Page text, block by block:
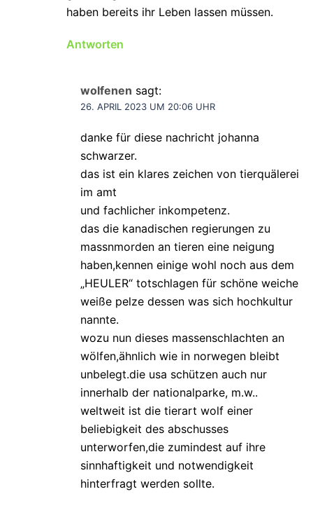
haben bereits ihr Leben lassen müssen.
Antworten
wolfenen sagt:
26. APRIL 2023 UM 20:06 UHR
danke für diese nachricht johanna
schwarzer.
das ist ein klares zeichen von tierquälerei
im amt
und fachlicher inkompetenz.
das die kanadischen regierungen zu
massnmorden an tieren eine neigung
haben,kennen einige wohl noch aus dem
„HEULER“ totschlagen für schöne weiche
weiße pelze dessen was sich hochkultur
nannte.
wozu nun dieses massenschlachten an
wölfen,ähnlich wie in norwegen bleibt
unbelegt.die usa schützen auch nur
innerhalb der nationalparke, m.w..
weltweit ist die tierart wolf einer
beliebigkeit des abschusses
unterworfen,die zumindest auf ihre
sinnhaftigkeit und notwendigkeit
hinterfragt werden sollte.